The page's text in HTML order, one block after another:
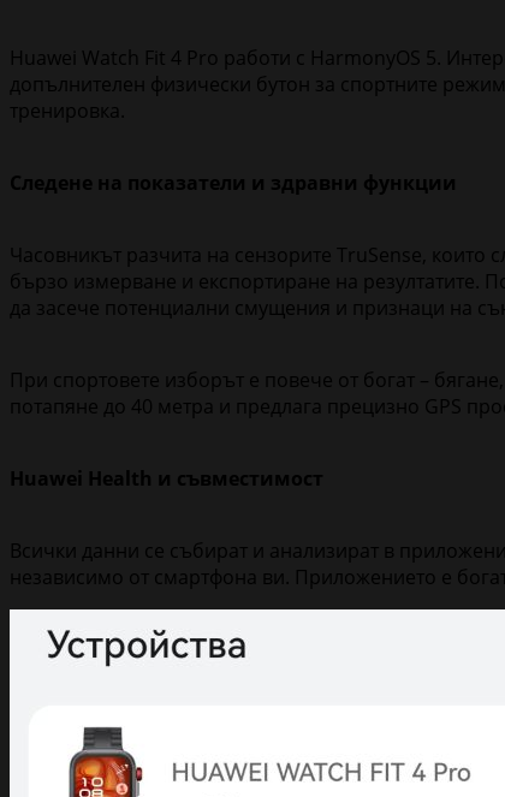
Huawei Watch Fit 4 Pro работи с HarmonyOS 5.
допълнителен физически бутон за спортните
тренировка.
Следене на показатели и здравни функции
Часовникът разчита на сензорите TruSense, които
бързо измерване и експортиране на резултатите.
да засече потенциални смущения и признаци на
При спортовете изборът е повече от богат –
потапяне до 40 метра и предлага прецизно GPS
Huawei Health и съвместимост
Всички данни се събират и анализират в
независимо от смартфона ви. Приложението е